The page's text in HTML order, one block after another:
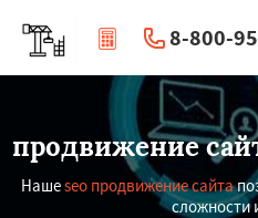
8-800-
|
продвижение
Нашеseo продвижение сайта
сложности